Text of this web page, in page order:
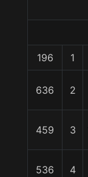
196 1
636 2
459 3
536 4